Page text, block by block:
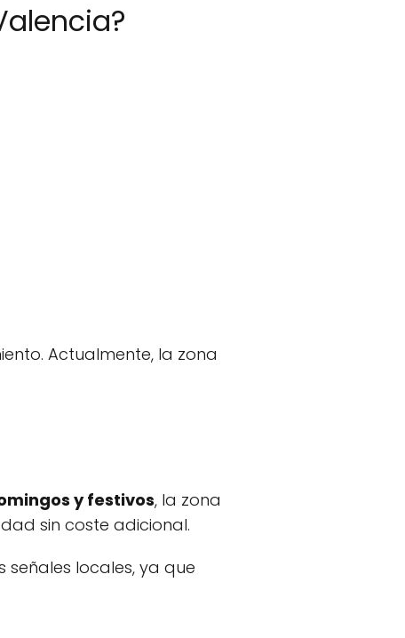
Actualmente, la zona
y festivos, la zona
sin coste adicional.
señales locales, ya que